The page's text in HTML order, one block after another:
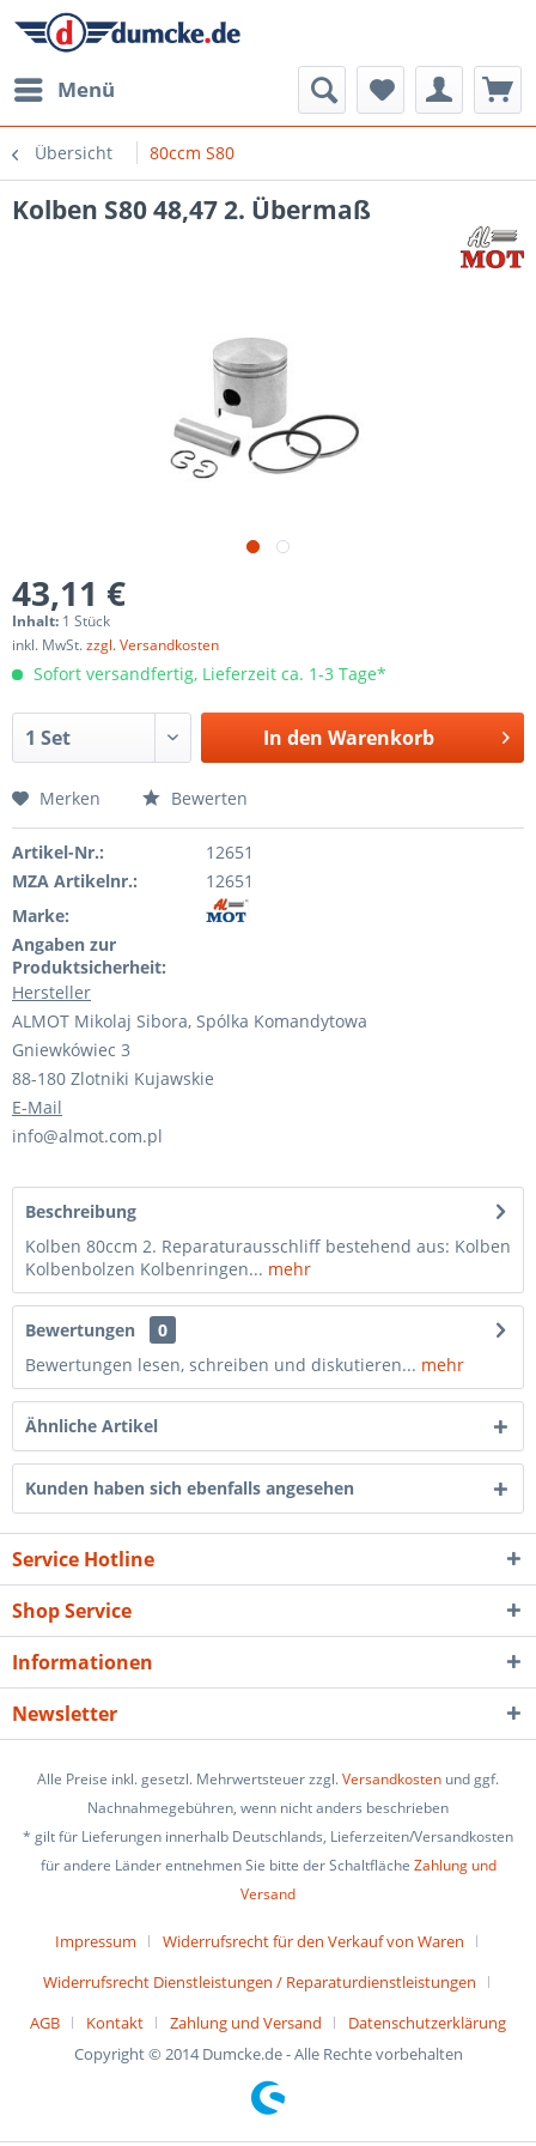
Menü
Übersicht 80ccm S80
Kolben S80 48,47 2. Übermaß
43,11 €
Inhalt: 1 Stück
inkl. MwSt.zzgl. Versandkosten
Sofort versandfertig, Lieferzeit ca. 1-3 Tage*
In den Warenkorb
Merken Bewerten
Artikel-Nr.:
12651
MZA Artikelnr.:
12651
Marke:
Angaben zur
Produktsicherheit:
Hersteller
ALMOT Mikolaj Sibora, Spólka Komandytowa
Gniewkówiec 3
88-180 Zlotniki Kujawskie
E-Mail
info@almot.com.pl
Beschreibung
Kolben 80ccm 2. Reparaturausschliff bestehend aus: Kolben
Kolbenbolzen Kolbenringen... mehr
Bewertungen
0
Bewertungen lesen, schreiben und diskutieren... mehr
Ähnliche Artikel
Kunden haben sich ebenfalls angesehen
Service Hotline
Shop Service
Informationen
Newsletter
Alle Preise inkl. gesetzl. Mehrwertsteuer zzgl.Versandkosten und ggf.
Nachnahmegebühren, wenn nicht anders beschrieben
* gilt für Lieferungen innerhalb Deutschlands, Lieferzeiten/Versandkosten
für andere Länder entnehmen Sie bitte der Schaltfläche Zahlung und
Versand
Impressum
Widerrufsrecht für den Verkauf von Waren
Widerrufsrecht Dienstleistungen / Reparaturdienstleistungen
AGB
Kontakt Zahlung und Versand
Datenschutzerklärung
Copyright © 2014 Dumcke.de - Alle Rechte vorbehalten